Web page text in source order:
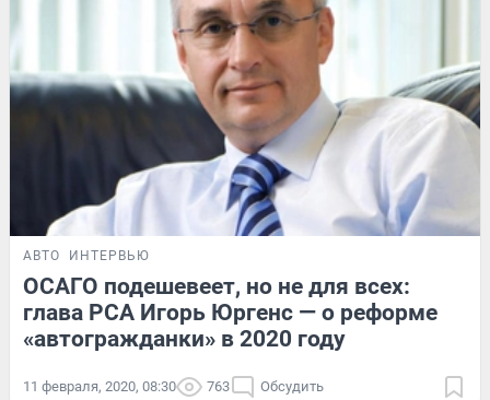
АВТО ИНТЕРВЬЮ
ОСАГО подешевеет, но не для всех:
глава РСА Игорь Юргенс — о реформе
«автогражданки» в 2020 году
11 февраля, 2020, 08:30 763 Обсудить